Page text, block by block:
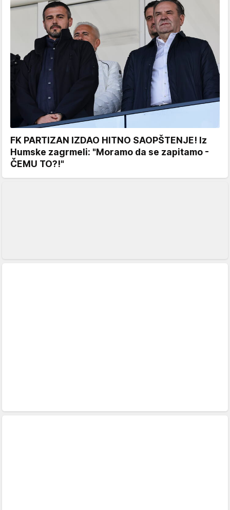
FK PARTIZAN IZDAO HITNO SAOPŠTENJE! Iz
Humske zagrmeli: "Moramo da se zapitamo -
ČEMU TO?!"